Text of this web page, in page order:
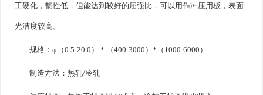
工硬化，韧性低，但能达到较好的屈强比，可以用作冲压用板，表面
光洁度较高。
规格：φ（0.5-20.0） * （400-3000）*（1000-6000）
制造方法：热轧/冷轧